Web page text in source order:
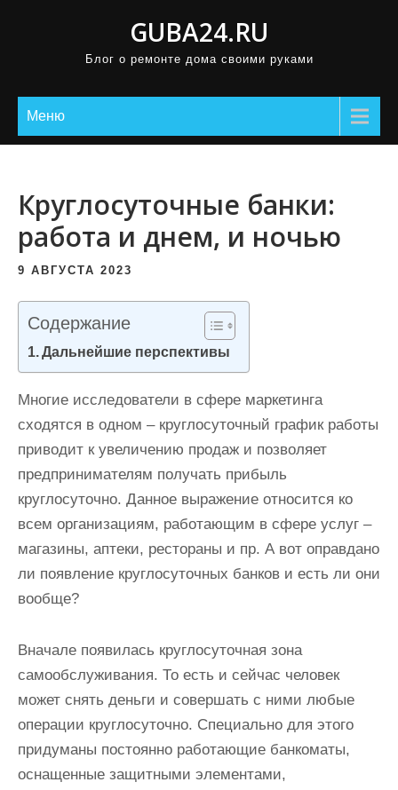
GUBA24.RU
Блог о ремонте дома своими руками
Меню
Круглосуточные банки:
работа и днем, и ночью
9 АВГУСТА 2023
Содержание
Дальнейшие перспективы
Многие исследователи в сфере маркетинга
сходятся в одном – круглосуточный график работы
приводит к увеличению продаж и позволяет
предпринимателям получать прибыль
круглосуточно. Данное выражение относится ко
всем организациям, работающим в сфере услуг –
магазины, аптеки, рестораны и пр. А вот оправдано
ли появление круглосуточных банков и есть ли они
вообще?
Вначале появилась круглосуточная зона
самообслуживания. То есть и сейчас человек
может снять деньги и совершать с ними любые
операции круглосуточно. Специально для этого
придуманы постоянно работающие банкоматы,
оснащенные защитными элементами,